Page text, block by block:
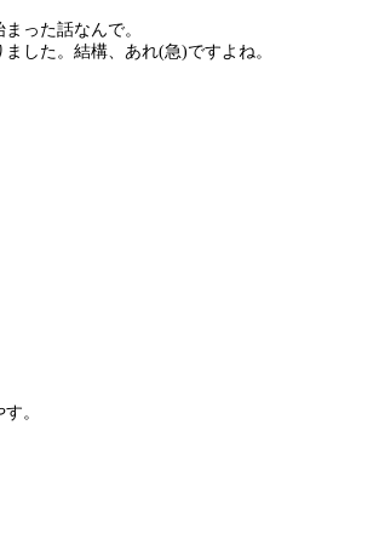
った話なんで。
した。結構、あれ(急)ですよね。
。